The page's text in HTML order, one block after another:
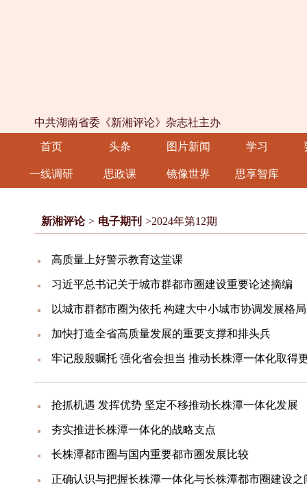
中共湖南省委《新湘评论》杂志社主办
首页 头条 图片新闻 学习
一线调研 思政课 镜像世界 思享智库
新湘评论 > 电子期刊 >2024年第12期
高质量上好警示教育这堂课
习近平总书记关于城市群都市圈建设重要论述摘编
以城市群都市圈为依托 构建大中小城市协调发展格局
加快打造全省高质量发展的重要支撑和排头兵
牢记殷殷嘱托 强化省会担当 推动长株潭一体化取得
抢抓机遇 发挥优势 坚定不移推动长株潭一体化发展
夯实推进长株潭一体化的战略支点
长株潭都市圈与国内重要都市圈发展比较
正确认识与把握长株潭一体化与长株潭都市圈建设之